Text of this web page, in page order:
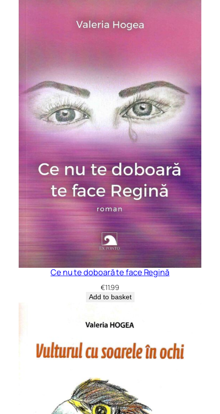
Ce nu te doboară te face Regină
€11.99
Add to basket